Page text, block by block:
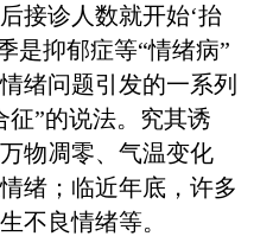
接诊人数就开始‘抬
是抑郁症等“情绪病”
绪问题引发的一系列
征”的说法。究其诱
物凋零、气温变化
绪；临近年底，许多
不良情绪等。